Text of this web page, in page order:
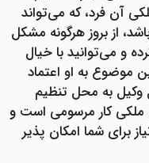
آن فرد، که می‌تواند
از بروز هرگونه مشکل
و می‌توانید با خیال
موضوع به او اعتماد
وکیل به محل تنظیم
ملکی کار مرسومی است و
برای شما امکان پذیر